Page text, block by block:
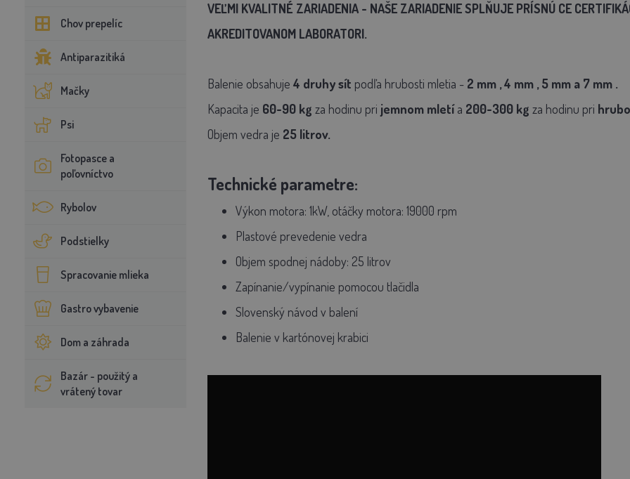
Chov prepelíc
Antiparazitiká
Mačky
Psi
Fotopasce a
poľovníctvo
Rybolov
Podstielky
Spracovanie mlieka
Gastro vybavenie
Dom a záhrada
Bazár - použitý a
vrátený tovar
VEĽMI KVALITNÉ ZARIADENIA - NAŠE ZARIADENIE SPLŇUJE PRÍSNÚ CE
AKREDITOVANOM LABORATORI.
Balenie obsahuje 4 druhy sít podľa hrubosti mletia - 2 mm , 4 mm , 5 mm a 7 mm .
Kapacita je 60-90 kg za hodinu pri jemnom mletí a 200-300 kg za hodinu pri
Objem vedra je 25 litrov.
Technické parametre:
Výkon motora: 1kW, otáčky motora: 19000 rpm
Plastové prevedenie vedra
Objem spodnej nádoby: 25 litrov
Zapínanie/vypínanie pomocou tlačidla
Slovenský návod v balení
Balenie v kartónovej krabici